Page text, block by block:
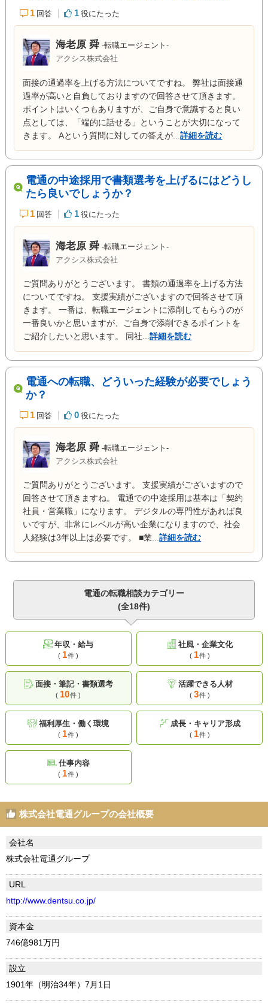
1 回答 1 役にたった
海老原 舜 -転職エージェント-
アクシス株式会社
面接の通過率を上げる方法についてですね。 弊社は面接通
過率が高いと自負しておりますので回答させて頂きます。
ポイントはいくつもありますが、ご自身で意識すると良い
点としては、「端的に話せる」ということが大切になって
きます。 Aという質問に対しての答えが...詳細を読む
電通の中途採用で書類選考を上げるにはどうし
たら良いでしょうか？
1 回答 1 役にたった
海老原 舜 -転職エージェント-
アクシス株式会社
ご質問ありがとうございます。 書類の通過率を上げる方法
についてですね。 支援実績がございますので回答させて頂
きます。 一番は、転職エージェントに添削してもらうのが
一番良いかと思いますが、ご自身で添削できるポイントを
ご紹介したいと思います。 同社...詳細を読む
電通への転職、どういった経験が必要でしょう
か？
1 回答 0 役にたった
海老原 舜 -転職エージェント-
アクシス株式会社
ご質問ありがとうございます。 支援実績がございますので
回答させて頂きますね。 電通での中途採用は基本は「契約
社員・営業職」になります。 デジタルの専門性があれば良
いですが、非常にレベルが高い企業になりますので、社会
人経験は3年以上は必要です。 ■業...詳細を読む
電通の転職相談カテゴリー
(全18件)
年収・給与
( 1件 )
社風・企業文化
( 1件 )
面接・筆記・書類選考
( 10件 )
活躍できる人材
( 3件 )
福利厚生・働く環境
( 1件 )
成長・キャリア形成
( 1件 )
仕事内容
( 1件 )
株式会社電通グループの会社概要
会社名
株式会社電通グループ
URL
http://www.dentsu.co.jp/
資本金
746億981万円
設立
1901年（明治34年）7月1日